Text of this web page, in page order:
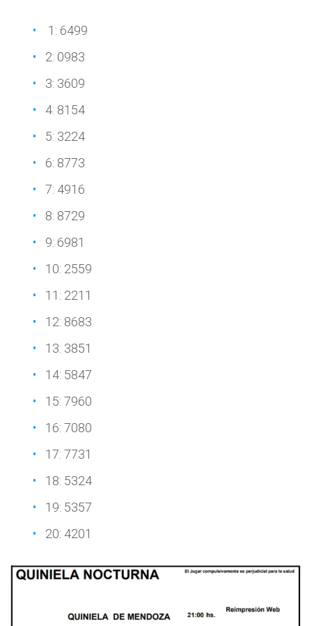
1: 6499
2: 0983
3: 3609
4: 8154
5: 3224
6: 8773
7: 4916
8: 8729
9: 6981
10: 2559
11: 2211
12: 8683
13: 3851
14: 5847
15: 7960
16: 7080
17: 7731
18: 5324
19: 5357
20: 4201